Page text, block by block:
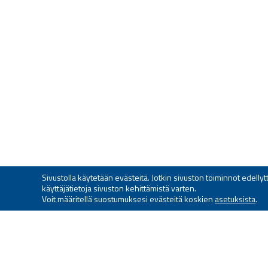
Sivustolla käytetään evästeitä. Jotkin sivuston toiminnot
käyttäjätietoja sivuston kehittämistä varten.
Voit määritellä suostumuksesi evästeitä koskien asetuksista.